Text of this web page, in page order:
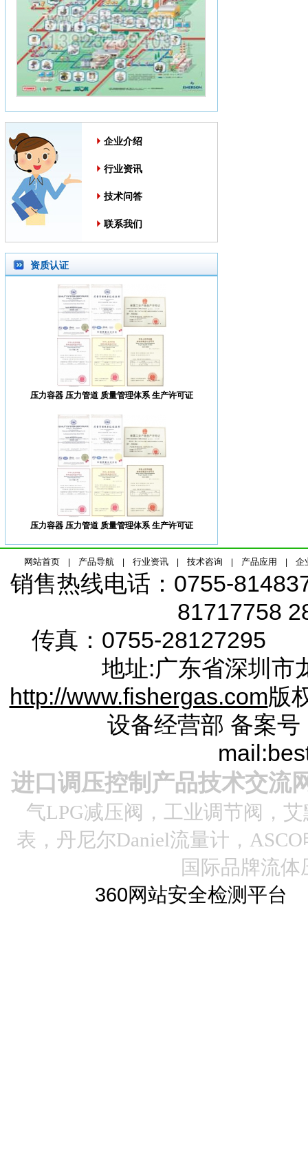
企业介绍
行业资讯
技术问答
联系我们
资质认证
压力容器 压力管道 质量管理体系 生产许可证
压力容器 压力管道 质量管理体系 生产许可证
网站首页 产品导航 行业资讯 技术咨询 产品应用 企
销售热线电话： 0755-
81717758
传真：0755-28127295
地址:广东省深圳市
http://www.fishergas.com版
设备经营部 备案号
进口调压控制产品技术交流
气LPG减压阀，工业调节阀，
表，丹尼尔Daniel流量计，
国际品牌流
360网站安全检测平台